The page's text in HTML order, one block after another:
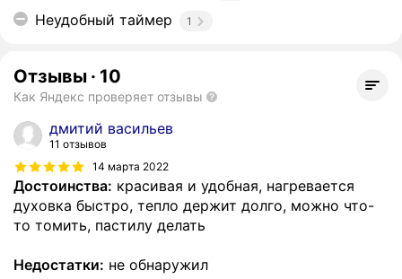
Неудобный таймер 1
Отзывы · 10
Как Яндекс проверяет отзывы
дмитий васильев
11 отзывов
14 марта 2022
Достоинства: красивая и удобная, нагревается
духовка быстро, тепло держит долго, можно что-
то томить, пастилу делать
Недостатки: не обнаружил